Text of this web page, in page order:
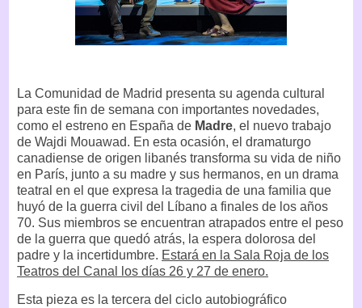
La Comunidad de Madrid presenta su agenda cultural
para este fin de semana con importantes novedades,
como el estreno en España de Madre, el nuevo trabajo
de Wajdi Mouawad. En esta ocasión, el dramaturgo
canadiense de origen libanés transforma su vida de niño
en París, junto a su madre y sus hermanos, en un drama
teatral en el que expresa la tragedia de una familia que
huyó de la guerra civil del Líbano a finales de los años
70. Sus miembros se encuentran atrapados entre el peso
de la guerra que quedó atrás, la espera dolorosa del
padre y la incertidumbre. Estará en la Sala Roja de los
Teatros del Canal los días 26 y 27 de enero.
Esta pieza es la tercera del ciclo autobiográfico